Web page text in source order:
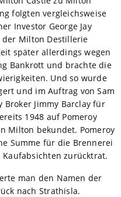
folgten vergleichsweise
Investor George Jay
der Milton Destillerie
später allerdings wegen
Bankrott und brachte die
Und so wurde
und im Auftrag von Sam
Broker Jimmy Barclay für
1948 auf Pomeroy
Milton bekundet. Pomeroy
Summe für die Brennerei
Kaufabsichten zurücktrat.
man den Namen der
nach Strathisla.